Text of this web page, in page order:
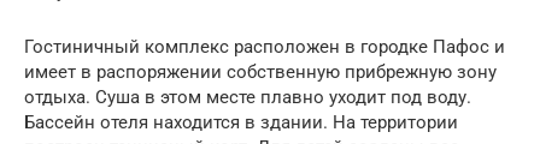
Гостиничный комплекс расположен в городке Пафос и
имеет в распоряжении собственную прибрежную зону
отдыха. Суша в этом месте плавно уходит под воду.
Бассейн отеля находится в здании. На территории